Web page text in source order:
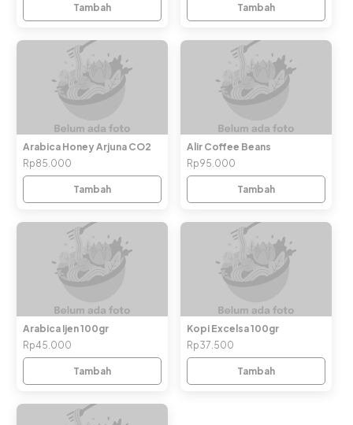
Tambah Tambah
Arabica Honey Arjuna CO2
Rp85.000
Tambah
Alir Coffee Beans
Rp95.000
Tambah
Arabica Ijen 100gr
Rp45.000
Tambah
Kopi Excelsa 100gr
Rp37.500
Tambah